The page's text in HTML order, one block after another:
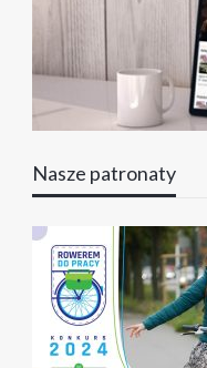
Nasze patronaty